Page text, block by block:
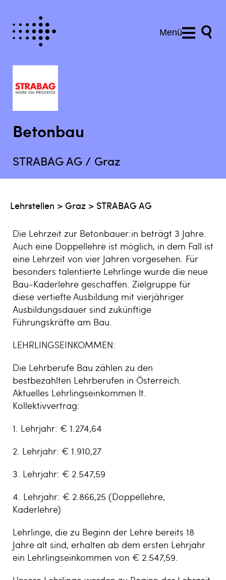
Menü
Betonbau
STRABAG AG / Graz
Lehrstellen > Graz > STRABAG AG
Die Lehrzeit zur Betonbauer:in beträgt 3 Jahre.
Auch eine Doppellehre ist möglich, in dem Fall ist
eine Lehrzeit von vier Jahren vorgesehen. Für
besonders talentierte Lehrlinge wurde die neue
Bau-Kaderlehre geschaffen. Zielgruppe für
diese vertiefte Ausbildung mit vierjähriger
Ausbildungsdauer sind zukünftige
Führungskräfte am Bau.
LEHRLINGSEINKOMMEN:
Die Lehrberufe Bau zählen zu den
bestbezahlten Lehrberufen in Österreich.
Aktuelles Lehrlingseinkommen lt.
Kollektivvertrag:
1. Lehrjahr: € 1.274,64
2. Lehrjahr: € 1.910,27
3. Lehrjahr: € 2.547,59
4. Lehrjahr: € 2.866,25 (Doppellehre,
Kaderlehre)
Lehrlinge, die zu Beginn der Lehre bereits 18
Jahre alt sind, erhalten ab dem ersten Lehrjahr
ein Lehrlingseinkommen von € 2.547,59.